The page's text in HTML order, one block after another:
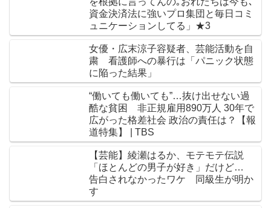
資金決済法に強いプロ集団と毎日コミ
ュニケーションしてる」★3
女優・広末涼子容疑者、芸能活動を自
粛 看護師への暴行は「パニック状態
に陥った結果」
“働いても働いても”…抜け出せない過
酷な貧困 非正規雇用890万人 30年で
広がった格差社会 政治の責任は？【報
道特集】 | TBS
【芸能】綾瀬はるか、モテモテ伝説
「ほとんどの男子が好き」だけど…
告白されなかったワケ 同級生が明か
す